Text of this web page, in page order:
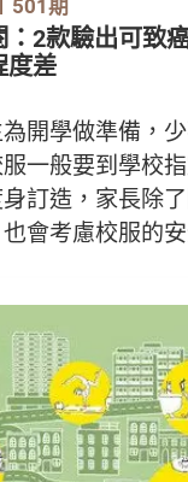
2款驗出可致癌
度差
開學做準備，
一般要到學校
訂造，家長除
會考慮校服的